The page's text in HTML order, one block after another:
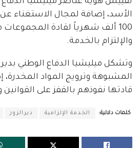
الأسد، إضافة لمجال الاستغناء
100 ألف شهرياً لقادة
والإلتزام بالخدمة.
وتشكل ميليشيا الدفاع الوطني
المشبوهة وترويج المواد
قادتها نفوذهم بالقفز على
كلمات دلالية: الخدمة الإلزامية ديرالزور